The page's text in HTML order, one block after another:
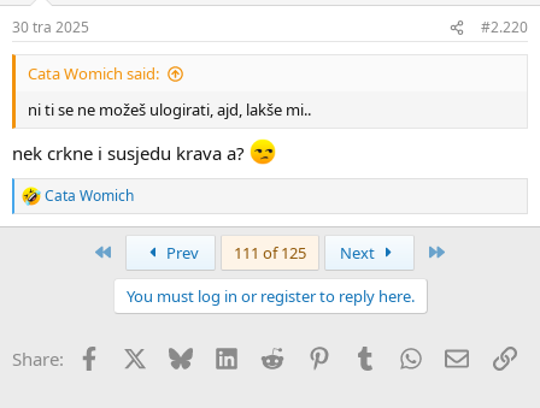
30 tra 2025 #2.220
Cata Womich said:
ni ti se ne možeš ulogirati, ajd, lakše mi..
nek crkne i susjedu krava a?
R
e
s
Cata Womich
Prev 111 of 125 Next
You must log in or register to reply here.
Share: Facebook Bluesky LinkedInReddit PinterestTumblrWhatsApp
Email